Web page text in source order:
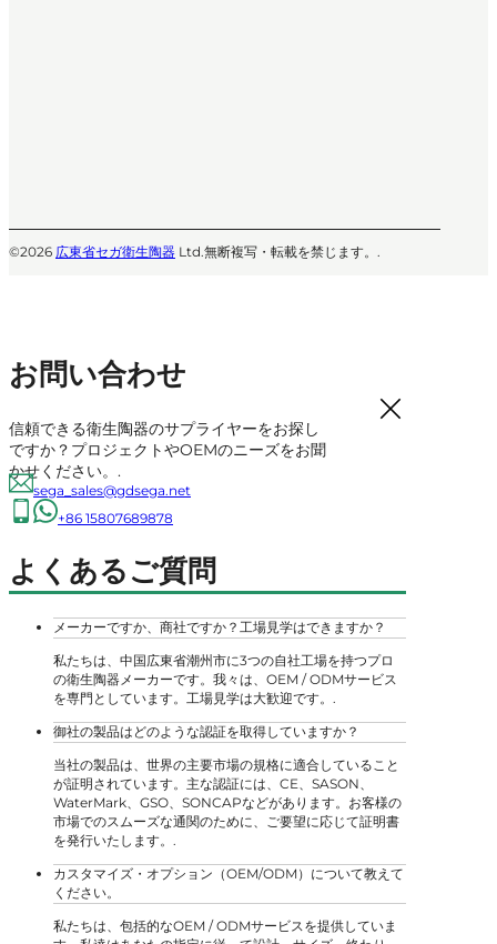
©2026 広東省セガ衛生陶器 Ltd.無断複写・転載を禁じます。.
お問い合わせ
信頼できる衛生陶器のサプライヤーをお探し
ですか？プロジェクトやOEMのニーズをお聞
かせください。.
sega_sales@gdsega.net
+86 15807689878
よくあるご質問
メーカーですか、商社ですか？工場見学はできますか？
私たちは、中国広東省潮州市に3つの自社工場を持つプロ
の衛生陶器メーカーです。我々は、OEM / ODMサービス
を専門としています。工場見学は大歓迎です。.
御社の製品はどのような認証を取得していますか？
当社の製品は、世界の主要市場の規格に適合していること
が証明されています。主な認証には、CE、SASON、
WaterMark、GSO、SONCAPなどがあります。お客様の
市場でのスムーズな通関のために、ご要望に応じて証明書
を発行いたします。.
カスタマイズ・オプション（OEM/ODM）について教えて
ください。
私たちは、包括的なOEM / ODMサービスを提供していま